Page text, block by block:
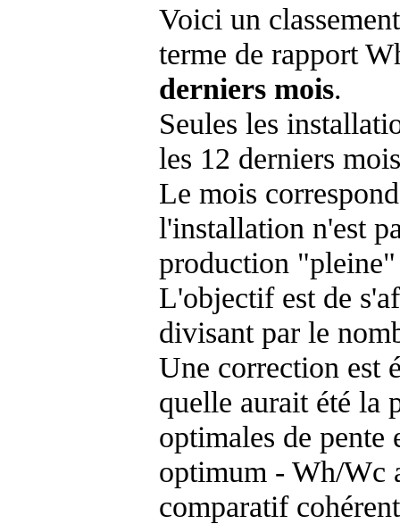
Voici un
terme de rapport
derniers mois.
Seules les
les 12 derniers
Le mois
l'installation n'est
production "pleine"
L'objectif est de
divisant par le
Une correction est
quelle aurait été la
optimales de
optimum - Wh/Wc
comparatif